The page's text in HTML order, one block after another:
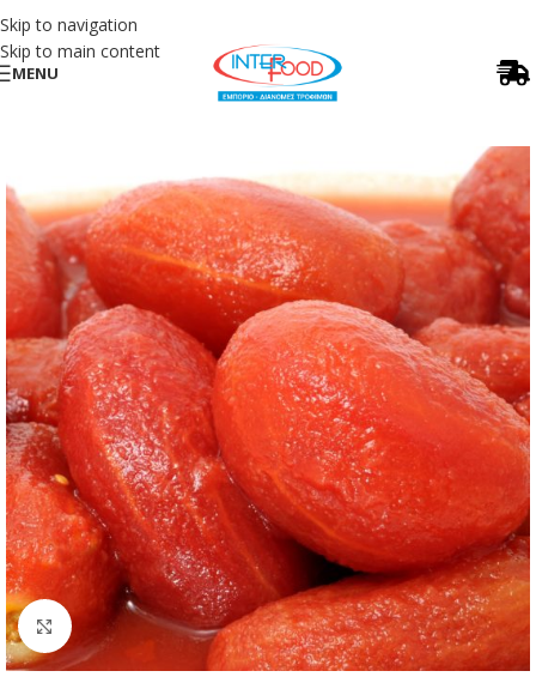
Skip to navigation
Skip to main content
MENU
Κλικ για μεγέθυνση